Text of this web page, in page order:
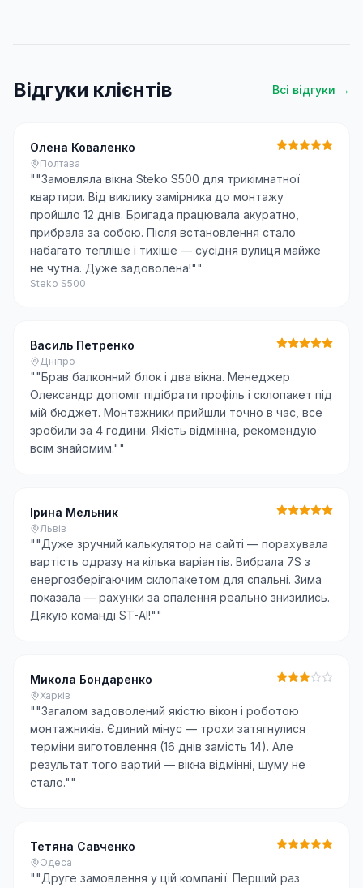
Відгуки клієнтів Всі відгуки →
Олена Коваленко
Полтава
""Замовляла вікна Steko S500 для трикімнатної
квартири. Від виклику замірника до монтажу
пройшло 12 днів. Бригада працювала акуратно,
прибрала за собою. Після встановлення стало
набагато тепліше і тихіше — сусідня вулиця майже
не чутна. Дуже задоволена!""
Steko S500
Василь Петренко
Дніпро
""Брав балконний блок і два вікна. Менеджер
Олександр допоміг підібрати профіль і склопакет під
мій бюджет. Монтажники прийшли точно в час, все
зробили за 4 години. Якість відмінна, рекомендую
всім знайомим.""
Ірина Мельник
Львів
""Дуже зручний калькулятор на сайті — порахувала
вартість одразу на кілька варіантів. Вибрала 7S з
енергозберігаючим склопакетом для спальні. Зима
показала — рахунки за опалення реально знизились.
Дякую команді ST-AI!""
Микола Бондаренко
Харків
""Загалом задоволений якістю вікон і роботою
монтажників. Єдиний мінус — трохи затягнулися
терміни виготовлення (16 днів замість 14). Але
результат того вартий — вікна відмінні, шуму не
стало.""
Тетяна Савченко
Одеса
""Друге замовлення у цій компанії. Перший раз